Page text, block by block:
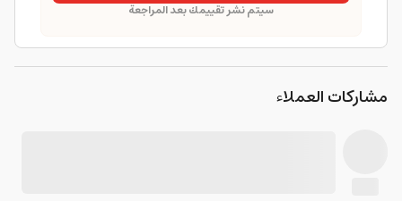
سيتم نشر تقييمك بعد المراجعة
مشاركات العملاء